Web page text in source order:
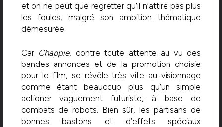
et on ne peut que regretter qu’il n’attire pas plus
les foules, malgré son ambition thématique
démesurée.
CarChappie, contre toute attente au vu des
bandes annonces et de la promotion choisie
pour le film, se révèle très vite au visionnage
comme étant beaucoup plus qu’un simple
actioner vaguement futuriste, à base de
combats de robots. Bien sûr, les partisans de
bonnes bastons et d’effets spéciaux